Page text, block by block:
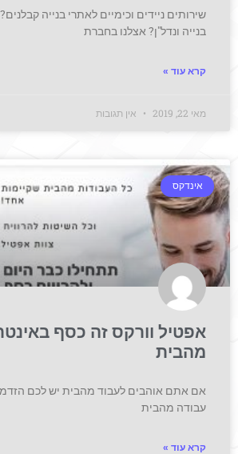
שירותים ניידים וכימיים לאתרי בנייה
בנייה ונדל"ן? אצלנו בחברת
קרא עוד »
מאי 22, 2019 אין תגובות
אינדקס
אפטיל וורקס זה כסף
מהבית
אם אתם אוהבים לעבוד מהבית יש לכם
עבודה מהבית
קרא עוד »